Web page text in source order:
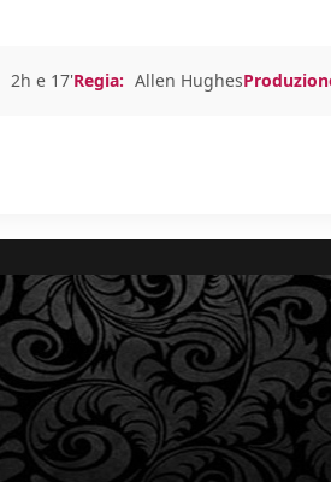
2h e 17'Regia: Allen Hughes